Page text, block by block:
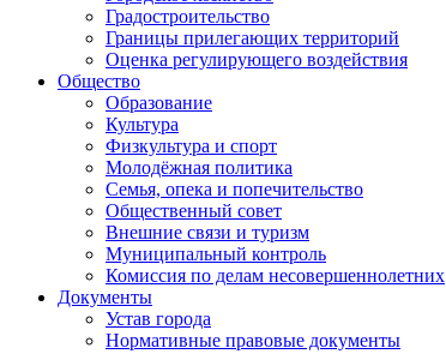
Градостроительство
Границы прилегающих территорий
Оценка регулирующего воздействия
Общество
Образование
Культура
Физкультура и спорт
Молодёжная политика
Семья, опека и попечительство
Общественный совет
Внешние связи и туризм
Муниципальный контроль
Комиссия по делам несовершеннолетних
Документы
Устав города
Нормативные правовые документы